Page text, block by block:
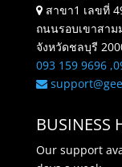
สาขา1 เลขที่
ถนนรอบเขาสาม
จังหวัดชลบุรี
093 159 9696,
BUSINESS
Our support